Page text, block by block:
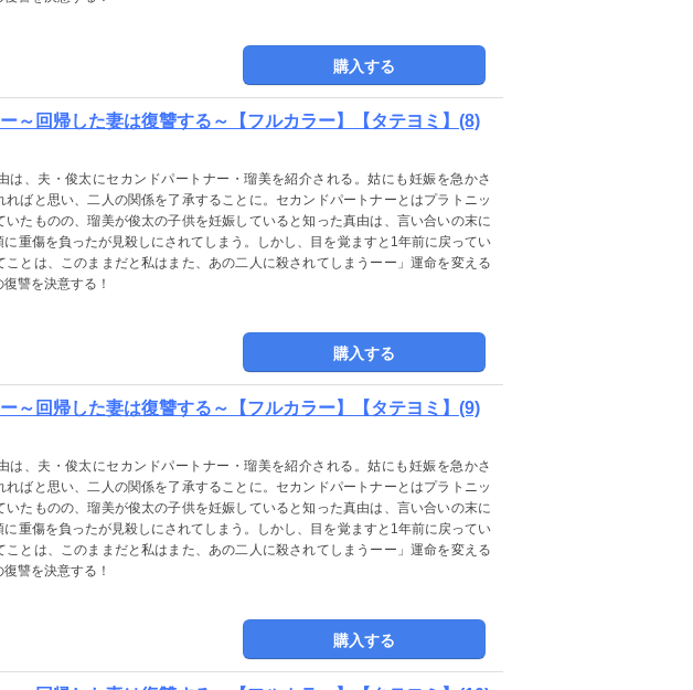
購入する
～回帰した妻は復讐する～【フルカラー】【タテヨミ】(8)
は、夫・俊太にセカンドパートナー・瑠美を紹介される。姑にも妊娠を急かさ
ればと思い、二人の関係を了承することに。セカンドパートナーとはプラトニッ
いたものの、瑠美が俊太の子供を妊娠していると知った真由は、言い合いの末に
に重傷を負ったが見殺しにされてしまう。しかし、目を覚ますと1年前に戻ってい
ことは、このままだと私はまた、あの二人に殺されてしまうーー」運命を変える
讐を決意する！
購入する
～回帰した妻は復讐する～【フルカラー】【タテヨミ】(9)
は、夫・俊太にセカンドパートナー・瑠美を紹介される。姑にも妊娠を急かさ
ればと思い、二人の関係を了承することに。セカンドパートナーとはプラトニッ
いたものの、瑠美が俊太の子供を妊娠していると知った真由は、言い合いの末に
に重傷を負ったが見殺しにされてしまう。しかし、目を覚ますと1年前に戻ってい
ことは、このままだと私はまた、あの二人に殺されてしまうーー」運命を変える
讐を決意する！
購入する